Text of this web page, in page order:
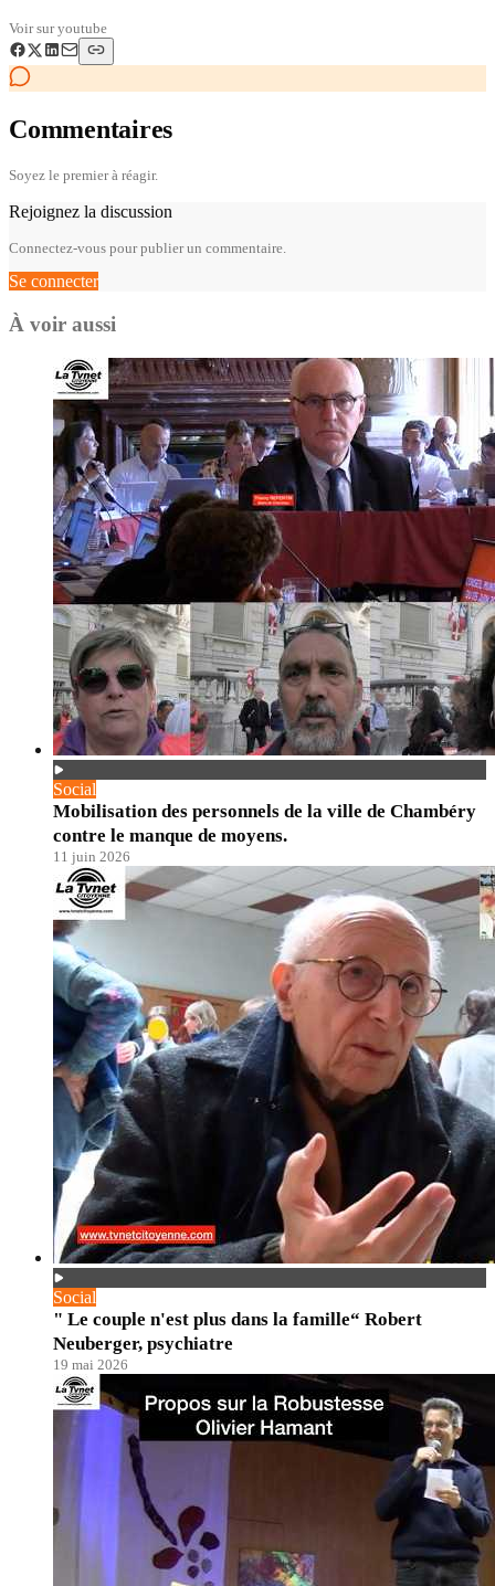
Voir suryoutube
Commentaires
Soyez le premier à réagir.
Rejoignez la discussion
Connectez-vous pour publier un commentaire.
Se connecter
À voir aussi
Social
Mobilisation des personnels de la ville de Chambéry
contre le manque de moyens.
11 juin 2026
Social
" Le couple n'est plus dans la famille“ Robert
Neuberger, psychiatre
19 mai 2026